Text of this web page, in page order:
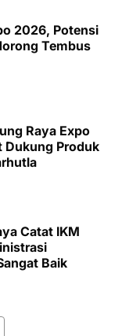
2026, Potensi
Tembus
Raya Expo
Dukung Produk
Catat IKM
Baik